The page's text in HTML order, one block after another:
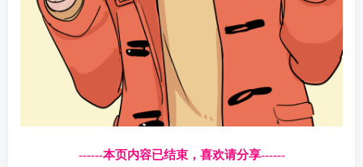
------本页内容已结束，喜欢请分享------